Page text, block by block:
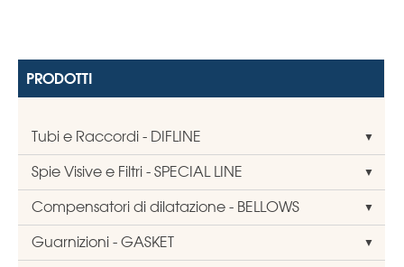
PRODOTTI
Tubi e Raccordi - DIFLINE
Spie Visive e Filtri - SPECIAL LINE
Compensatori di dilatazione - BELLOWS
Guarnizioni - GASKET